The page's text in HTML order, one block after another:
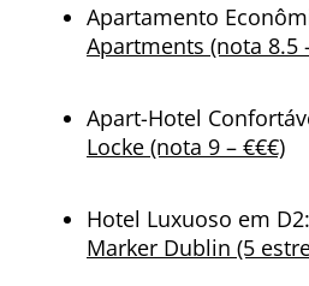
Apartamento
Apartments (nota 8.5
Apart-Hotel
Locke (nota 9 – €€€)
Hotel Luxuoso em D2:
Marker Dublin (5